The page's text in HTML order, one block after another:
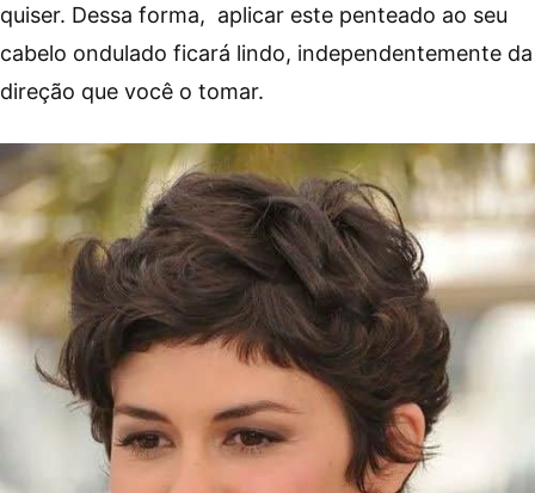
quiser. Dessa forma, aplicar este penteado ao seu
cabelo ondulado ficará lindo, independentemente da
direção que você o tomar.